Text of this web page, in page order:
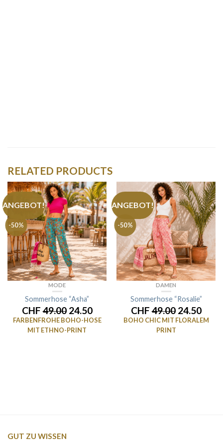
RELATED PRODUCTS
-50%
ANGEBOT!
MODE
Sommerhose “Asha”
CHF49.0024.50
FARBENFROHE BOHO-HOSE
MIT ETHNO-PRINT
-50%
ANGEBOT!
DAMEN
Sommerhose “Rosalie”
CHF49.0024.50
BOHO CHIC MIT FLORALEM
PRINT
GUT ZU WISSEN